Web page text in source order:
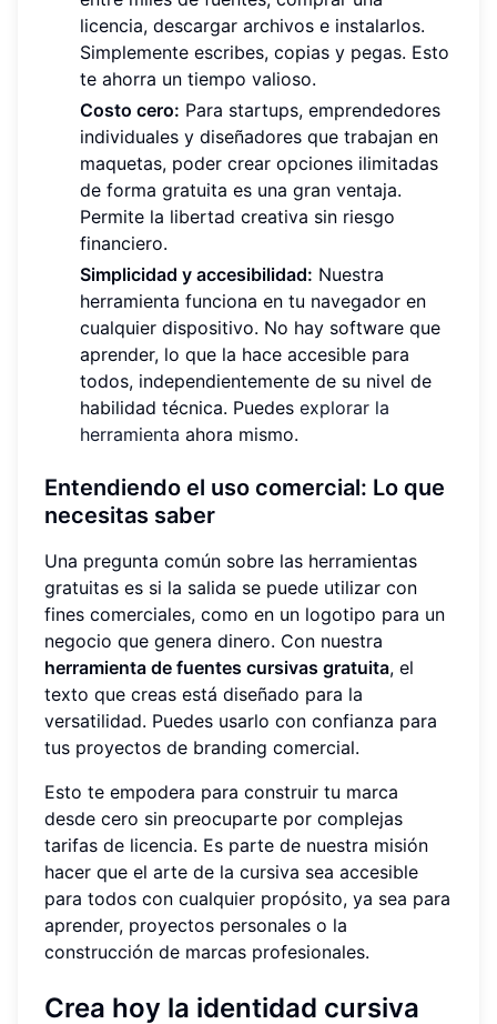
licencia, descargar archivos e instalarlos.
Simplemente escribes, copias y pegas. Esto
te ahorra un tiempo valioso.
Costo cero: Para startups, emprendedores
individuales y diseñadores que trabajan en
maquetas, poder crear opciones ilimitadas
de forma gratuita es una gran ventaja.
Permite la libertad creativa sin riesgo
financiero.
Simplicidad y accesibilidad: Nuestra
herramienta funciona en tu navegador en
cualquier dispositivo. No hay software que
aprender, lo que la hace accesible para
todos, independientemente de su nivel de
habilidad técnica. Puedes explorar la
herramienta ahora mismo.
Entendiendo el uso comercial: Lo que
necesitas saber
Una pregunta común sobre las herramientas
gratuitas es si la salida se puede utilizar con
fines comerciales, como en un logotipo para un
negocio que genera dinero. Con nuestra
herramienta de fuentes cursivas gratuita, el
texto que creas está diseñado para la
versatilidad. Puedes usarlo con confianza para
tus proyectos de branding comercial.
Esto te empodera para construir tu marca
desde cero sin preocuparte por complejas
tarifas de licencia. Es parte de nuestra misión
hacer que el arte de la cursiva sea accesible
para todos con cualquier propósito, ya sea para
aprender, proyectos personales o la
construcción de marcas profesionales.
Crea hoy la identidad cursiva